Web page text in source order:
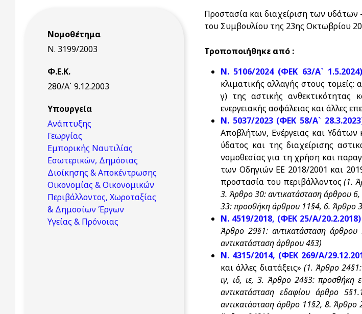
Νομοθέτημα
Ν. 3199/2003
Φ.Ε.Κ.
280/Α` 9.12.2003
Υπουργεία
Ανάπτυξης
Γεωργίας
Εμπορικής Ναυτιλίας
Εσωτερικών, Δημόσιας
Διοίκησης & Αποκέντρωσης
Οικονομίας & Οικονομικών
Περιβάλλοντος, Χωροταξίας
& Δημοσίων Έργων
Υγείας & Πρόνοιας
Προστασία και διαχείριση των
του Συμβουλίου της 23ης Οκτωβρίου
Τροποποιήθηκε από :
Ν. 5106/2024 (ΦΕΚ 63/Α` 1.5.2024)
κλιματικής αλλαγής στους
γ) της αστικής ανθεκτικότητας
ενεργειακής ασφάλειας και άλλες
Ν. 5037/2023 (ΦΕΚ 58/Α`
Αποβλήτων, Ενέργειας και Υδάτων
ύδατος και της διαχείρισης
νομοθεσίας για τη χρήση και
των Οδηγιών ΕΕ 2018/2001 και
προστασία του περιβάλλοντος(1.
3. Άρθρο 30: αντικατάσταση άρθρου
33: προσθήκη άρθρου 11§4, 6. Άρθρο
N. 4519/2018, (ΦΕΚ 25/A/20.2.2018)
Άρθρο 29§1: αντικατάσταση
αντικατάσταση άρθρου 4§3)
Ν. 4315/2014, (ΦΕΚ 269/Α/
και άλλες διατάξεις» (1. Άρθρο
ιγ, ιδ, ιε, 3. Άρθρο 24§3:
αντικατάσταση εδαφίου άρθρο
αντικατάσταση άρθρο 11§2, 8.